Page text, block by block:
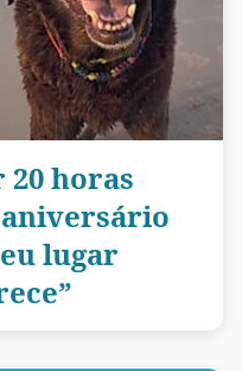
horas
lugar